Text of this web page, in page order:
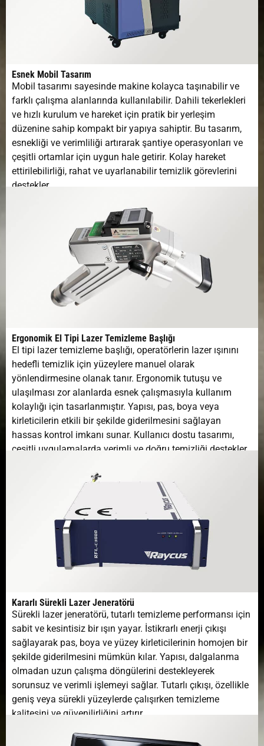
Esnek Mobil Tasarım
Mobil tasarımı sayesinde makine kolayca taşınabilir ve
farklı çalışma alanlarında kullanılabilir. Dahili tekerlekleri
ve hızlı kurulum ve hareket için pratik bir yerleşim
düzenine sahip kompakt bir yapıya sahiptir. Bu tasarım,
esnekliği ve verimliliği artırarak şantiye operasyonları ve
çeşitli ortamlar için uygun hale getirir. Kolay hareket
ettirilebilirliği, rahat ve uyarlanabilir temizlik görevlerini
destekler.
Ergonomik El Tipi Lazer Temizleme Başlığı
El tipi lazer temizleme başlığı, operatörlerin lazer ışınını
hedefli temizlik için yüzeylere manuel olarak
yönlendirmesine olanak tanır. Ergonomik tutuşu ve
ulaşılması zor alanlarda esnek çalışmasıyla kullanım
kolaylığı için tasarlanmıştır. Yapısı, pas, boya veya
kirleticilerin etkili bir şekilde giderilmesini sağlayan
hassas kontrol imkanı sunar. Kullanıcı dostu tasarımı,
çeşitli uygulamalarda verimli ve doğru temizliği destekler.
Kararlı Sürekli Lazer Jeneratörü
Sürekli lazer jeneratörü, tutarlı temizleme performansı için
sabit ve kesintisiz bir ışın yayar. İstikrarlı enerji çıkışı
sağlayarak pas, boya ve yüzey kirleticilerinin homojen bir
şekilde giderilmesini mümkün kılar. Yapısı, dalgalanma
olmadan uzun çalışma döngülerini destekleyerek
sorunsuz ve verimli işlemeyi sağlar. Tutarlı çıkışı, özellikle
geniş veya sürekli yüzeylerde çalışırken temizleme
kalitesini ve güvenilirliğini artırır.